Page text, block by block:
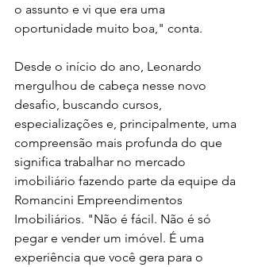
o assunto e vi que era uma
oportunidade muito boa," conta.
Desde o início do ano, Leonardo
mergulhou de cabeça nesse novo
desafio, buscando cursos,
especializações e, principalmente, uma
compreensão mais profunda do que
significa trabalhar no mercado
imobiliário fazendo parte da equipe da
Romancini Empreendimentos
Imobiliários. "Não é fácil. Não é só
pegar e vender um imóvel. É uma
experiência que você gera para o